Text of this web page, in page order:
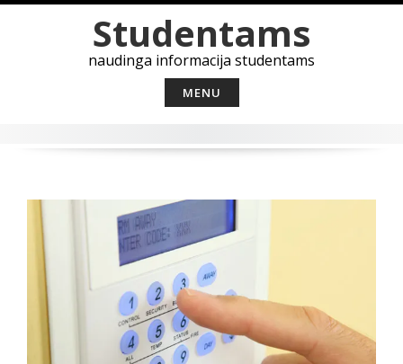
to
content
Studentams
naudinga informacija studentams
MENU